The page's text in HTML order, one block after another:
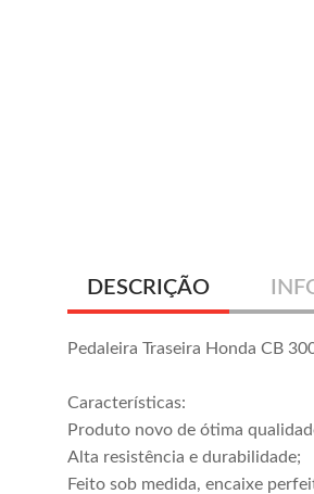
DESCRIÇÃO
Pedaleira Traseira Honda CB
Características:
Produto novo de ótima
Alta resistência e durabilidade;
Feito sob medida, encaixe